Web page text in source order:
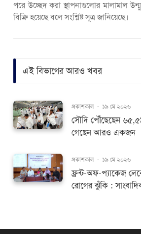
পরে উচ্ছেদ করা স্থাপনাগুলোর মালামাল
বিক্রি হয়েছে বলে সংশ্লিষ্ট সূত্র জানিয়েছে।
এই বিভাগের আরও খবর
প্রকাশকাল - ১৯ মে ২০২৬
সৌদি পৌঁছেছেন
গেছেন আরও একজন
প্রকাশকাল - ১৯ মে ২০২৬
ফ্রন্ট-অফ-প্যাকেজ
রোগের ঝুঁকি :